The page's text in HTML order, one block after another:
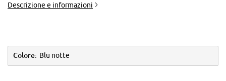
Descrizione e informazioni
Colore: Blu notte